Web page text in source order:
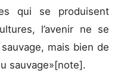
qui se produisent
l’avenir ne se
mais bien de
sauvage»[note].